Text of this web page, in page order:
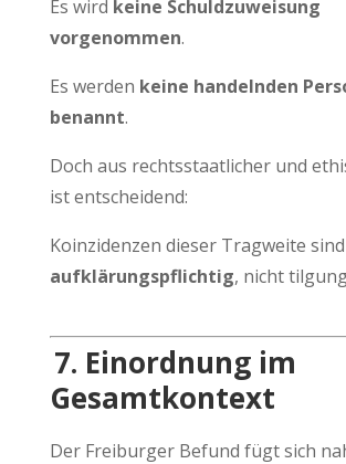
Es wird keine Schuldzuweisung
vorgenommen.
Es werden keine handelnden
benannt.
Doch aus rechtsstaatlicher und
ist entscheidend:
Koinzidenzen dieser Tragweite sind
aufklärungspflichtig, nicht
7. Einordnung im
Gesamtkontext
Der Freiburger Befund fügt sich